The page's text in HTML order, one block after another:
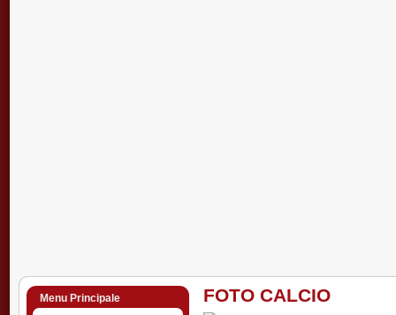
Menu Principale
FOTO CALCIO